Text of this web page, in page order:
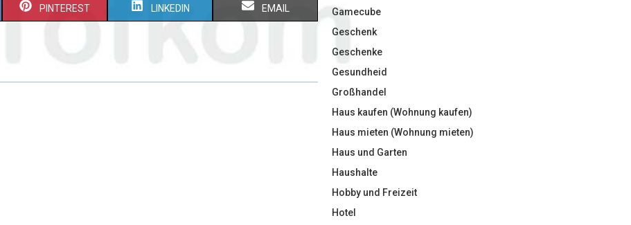
PINTEREST LINKEDIN EMAIL
Gamecube
Geschenk
Geschenke
Gesundheid
Großhandel
Haus kaufen (Wohnung kaufen)
Haus mieten (Wohnung mieten)
Haus und Garten
Haushalte
Hobby und Freizeit
Hotel